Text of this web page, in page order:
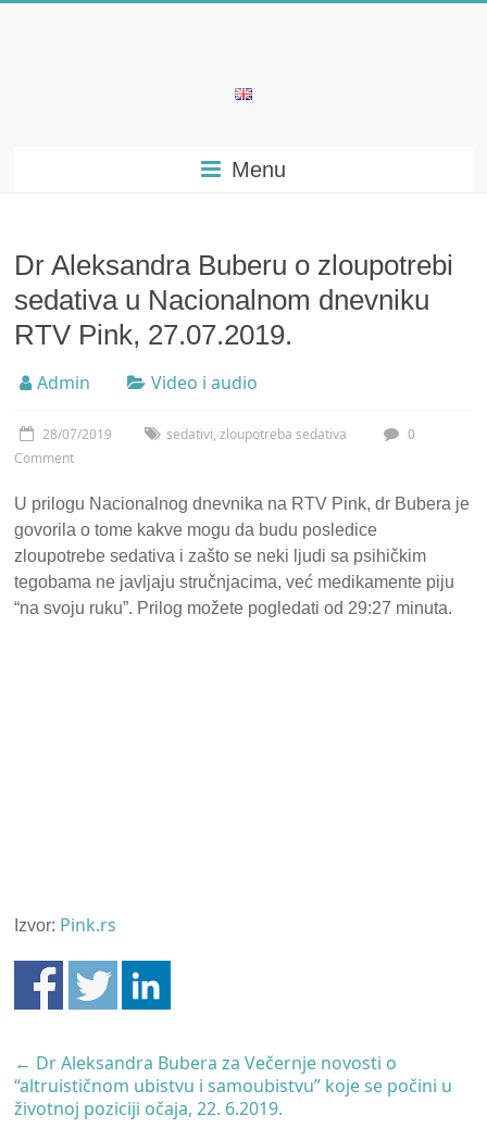
psihijatrije
Menu
Dr Aleksandra Buberu o zloupotrebi
sedativa u Nacionalnom dnevniku
RTV Pink, 27.07.2019.
Admin Video i audio
28/07/2019 sedativi,zloupotreba sedativa
0
Comment
U prilogu Nacionalnog dnevnika na RTV Pink, dr Bubera je
govorila o tome kakve mogu da budu posledice
zloupotrebe sedativa i zašto se neki ljudi sa psihičkim
tegobama ne javljaju stručnjacima, već medikamente piju
“na svoju ruku”. Prilog možete pogledati od 29:27 minuta.
Izvor: Pink.rs
← Dr Aleksandra Bubera za Večernje novosti o
“altruističnom ubistvu i samoubistvu” koje se počini u
životnoj poziciji očaja, 22. 6.2019.